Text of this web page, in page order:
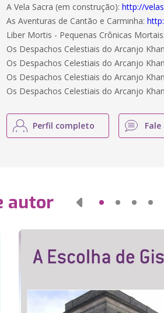
A Vela Sacra (em construção):http://
As Aventuras de Cantão e Carminha:
Liber Mortis - Pequenas Crônicas
Os Despachos Celestiais do Arcanjo
Os Despachos Celestiais do Arcanjo
Os Despachos Celestiais do Arcanjo
Os Despachos Celestiais do Arcanjo
Perfil completo
autor